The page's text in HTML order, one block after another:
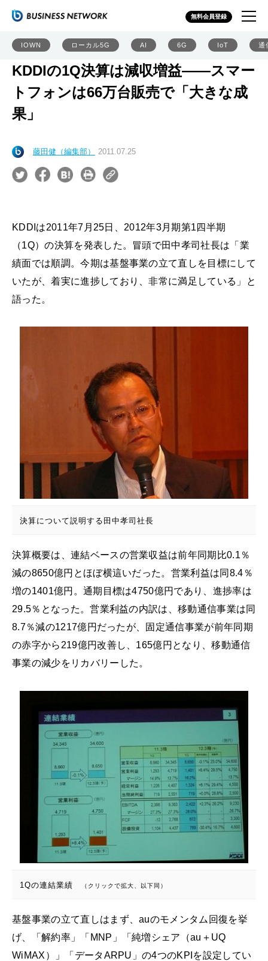
無料会員登録
IOWN ローカル5G AI 6G IoT 通
KDDIの1Q決算は減収増益――スマー
トフォンは66万台販売で「大きな成
果」
藤田健（編集部） 2011.07.25
KDDIは2011年7月25日、2012年3月期第1四半期
（1Q）の決算を発表した。冒頭で田中孝司社長は「業
績面では順調。今期は基盤事業の立て直しを目標にして
いたが、着実に進捗しており、非常に満足している」と
語った。
決算について説明する田中孝司社長
決算概要は、連結ベースの営業収益は前年同期比0.1％
減の8650億円とほぼ横這いだった。営業利益は同8.4％
増の1401億円。通期目標は4750億円であり、進捗率は
29.5％となった。営業利益の内訳は、移動通信事業は同
8.7％減の1217億円だったが、固定通信事業が前年同期
の赤字から219億円改善し、165億円となり、移動通信
事業の減少をリカバリーした。
1Qの連結業績 （クリックで拡大、以下同）
基盤事業の立て直しはまず、auのモメンタム回復を挙
げ、「解約率」「MNP」「純増シェア（au＋UQ
WiMAX）」「データARPU」の4つのKPIを設定してい